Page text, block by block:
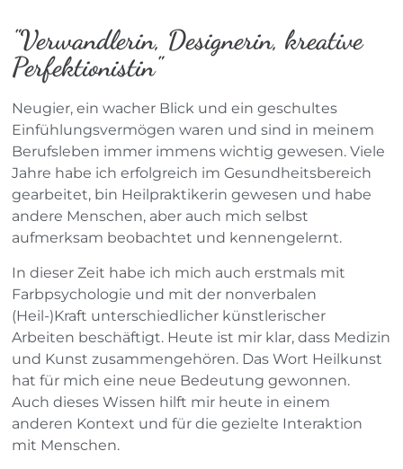
"Verwandlerin, Designerin, kreative
Perfektionistin"
Neugier, ein wacher Blick und ein geschultes
Einfühlungsvermögen waren und sind in meinem
Berufsleben immer immens wichtig gewesen. Viele
Jahre habe ich erfolgreich im Gesundheitsbereich
gearbeitet, bin Heilpraktikerin gewesen und habe
andere Menschen, aber auch mich selbst
aufmerksam beobachtet und kennengelernt.
In dieser Zeit habe ich mich auch erstmals mit
Farbpsychologie und mit der nonverbalen
(Heil-)Kraft unterschiedlicher künstlerischer
Arbeiten beschäftigt. Heute ist mir klar, dass Medizin
und Kunst zusammengehören. Das Wort Heilkunst
hat für mich eine neue Bedeutung gewonnen.
Auch dieses Wissen hilft mir heute in einem
anderen Kontext und für die gezielte Interaktion
mit Menschen.